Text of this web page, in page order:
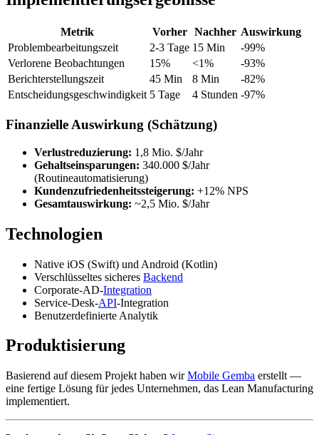
Metrik Vorher Nachher Auswirkung
Problembearbeitungszeit
2-3 Tage 15 Min
-99%
Verlorene Beobachtungen
15% <1%
-93%
Berichterstellungszeit
45 Min 8 Min
-82%
Entscheidungsgeschwindigkeit 5 Tage 4 Stunden -97%
Finanzielle Auswirkung (Schätzung)
Verlustreduzierung: 1,8 Mio. $/Jahr
Gehaltseinsparungen: 340.000 $/Jahr
(Routineautomatisierung)
Kundenzufriedenheitssteigerung: +12% NPS
Gesamtauswirkung: ~2,5 Mio. $/Jahr
Technologien
Native iOS (Swift) und Android (Kotlin)
Verschlüsseltes sicheres Backend
Corporate-AD-Integration
Service-Desk-API-Integration
Benutzerdefinierte Analytik
Produktisierung
Basierend auf diesem Projekt haben wirMobile Gemba erstellt —
eine fertige Lösung für jedes Unternehmen, das Lean Manufacturing
implementiert.